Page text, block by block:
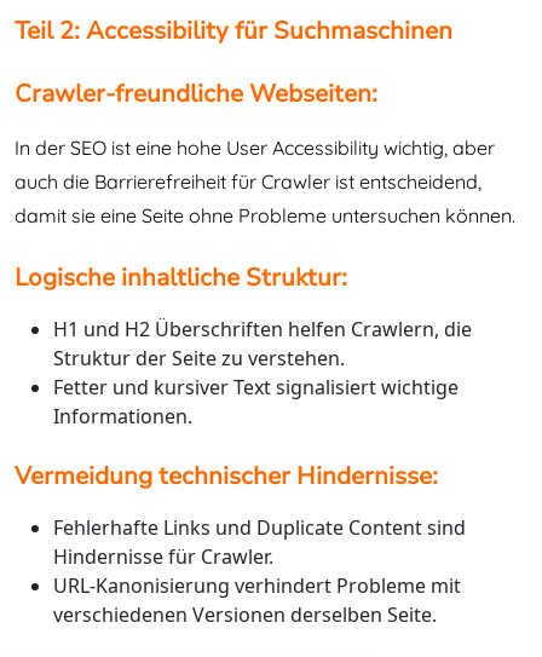
Teil 2: Accessibility für Suchmaschinen
Crawler-freundliche Webseiten:
In der SEO ist eine hohe User Accessibility wichtig, aber
auch die Barrierefreiheit für Crawler ist entscheidend,
damit sie eine Seite ohne Probleme untersuchen können.
Logische inhaltliche Struktur:
H1 und H2 Überschriften helfen Crawlern, die
Struktur der Seite zu verstehen.
Fetter und kursiver Text signalisiert wichtige
Informationen.
Vermeidung technischer Hindernisse:
Fehlerhafte Links und Duplicate Content sind
Hindernisse für Crawler.
URL-Kanonisierung verhindert Probleme mit
verschiedenen Versionen derselben Seite.